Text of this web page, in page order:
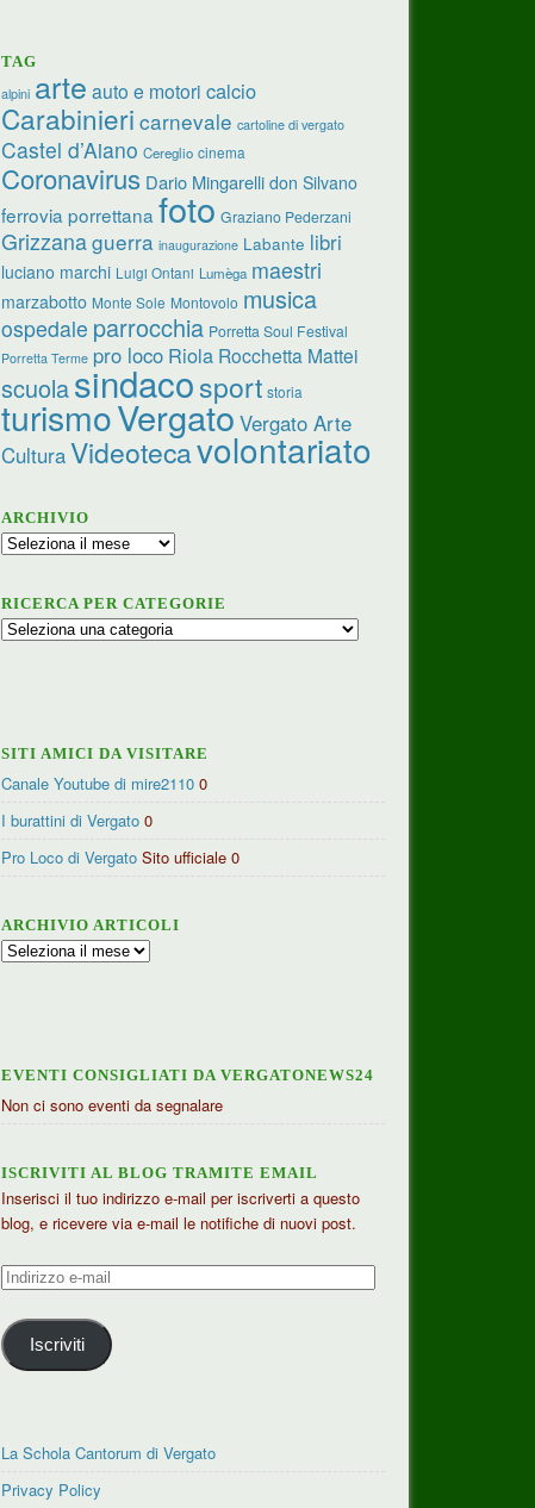
TAG
alpini arte auto e motori calcio
Carabinieri carnevale cartoline di vergato
Castel d’Aiano Cereglio cinema
Coronavirus Dario Mingarelli don Silvano
ferrovia porrettana foto Graziano Pederzani
Grizzanaguerra inaugurazione Labante libri
luciano marchi Luigi Ontani Lumèga maestri
marzabotto Monte Sole Montovolo musica
ospedale parrocchia Porretta Soul Festival
Porretta Terme pro loco Riola Rocchetta Mattei
scuolasindacosport storia
turismoVergato Vergato Arte
CulturaVideotecavolontariato
ARCHIVIO
Archivio
RICERCA PER CATEGORIE
Ricerca
SITI AMICI DA VISITARE
Canale Youtube di mire2110 0
I burattini di Vergato 0
Pro Loco di Vergato Sito ufficiale 0
ARCHIVIO ARTICOLI
Archivio
EVENTI CONSIGLIATI DA VERGATONEWS24
Non ci sono eventi da segnalare
ISCRIVITI AL BLOG TRAMITE EMAIL
Inserisci il tuo indirizzo e-mail per iscriverti a questo
blog, e ricevere via e-mail le notifiche di nuovi post.
Indirizzo
mail
Iscriviti
La Schola Cantorum di Vergato
Privacy Policy